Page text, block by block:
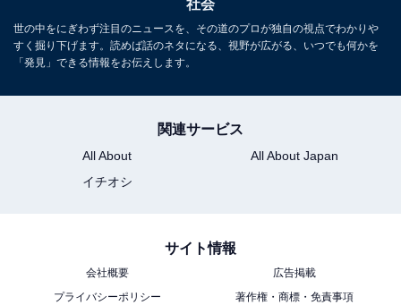
は、25位までの全ランキングをご紹介します。
社会
世の中をにぎわず注目のニュースを、その道のプロが独自の視点でわかりや
すく掘り下げます。読めば話のネタになる、視野が広がる、いつでも何かを
「発見」できる情報をお伝えします。
関連サービス
All About
All About Japan
イチオシ
サイト情報
会社概要
広告掲載
プライバシーポリシー
著作権・商標・免責事項